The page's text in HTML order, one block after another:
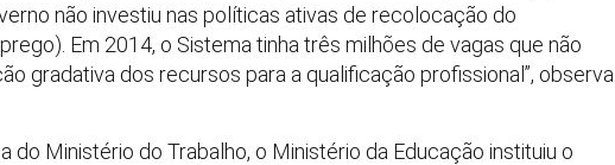
não investiu nas políticas ativas de recolocação do
Em 2014, o Sistema tinha três milhões de vagas que não
gradativa dos recursos para a qualificação profissional”, observa
Ministério do Trabalho, o Ministério da Educação instituiu o